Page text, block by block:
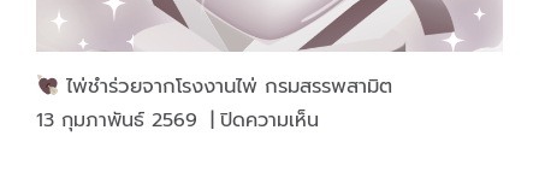
ไพ่ชำร่วยจากโรงงานไพ่ กรมสรรพสามิต
13 กุมภาพันธ์ 2569 | ปิดความเห็นบน